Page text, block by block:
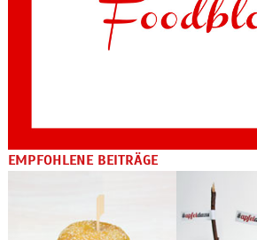
EMPFOHLENE BEITRÄGE